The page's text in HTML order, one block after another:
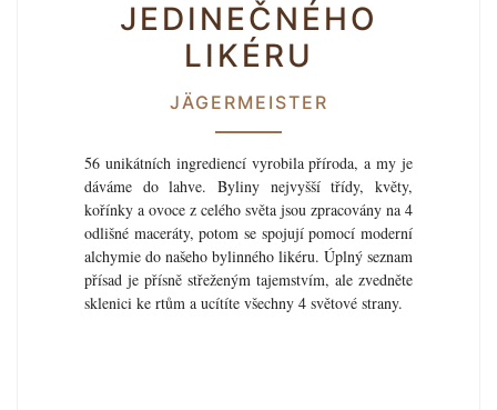
JEDINEČNÉHO
LIKÉRU
JÄGERMEISTER
56 unikátních ingrediencí vyrobila příroda, a my je
dáváme do lahve. Byliny nejvyšší třídy, květy,
kořínky a ovoce z celého světa jsou zpracovány na 4
odlišné maceráty, potom se spojují pomocí moderní
alchymie do našeho bylinného likéru. Úplný seznam
přísad je přísně střeženým tajemstvím, ale zvedněte
sklenici ke rtům a ucítíte všechny 4 světové strany.